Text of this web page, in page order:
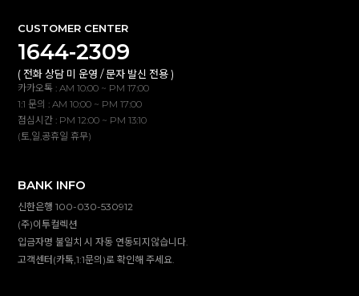
CUSTOMER CENTER
1644-2309
( 전화 상담 미 운영 / 문자 발신 전용 )
카카오톡 : AM 10:00 ~ PM 17:00
1:1 문의 : AM 10:00 ~ PM 17:00
점심시간 : PM 12:00 ~ PM 13:10
(토,일,공휴일 휴무)
BANK INFO
신한은행 100-030-530912
(주)이투컬렉션
입금자명 불일치 시 자동 연동되지않습니다.
고객센터(카톡,1:1문의)로 확인해 주세요.